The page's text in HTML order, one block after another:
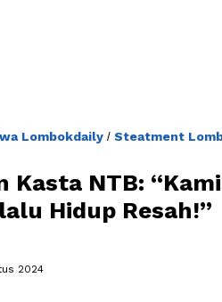
Lombokdaily / Steatment
Kasta NTB:
Hidup Resah!”
2024